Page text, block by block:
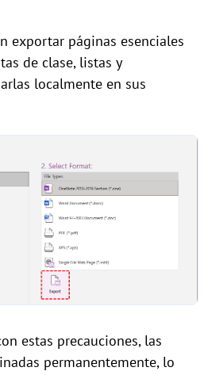
exportar páginas esenciales
de clase, listas y
localmente en sus
estas precauciones, las
permanentemente, lo